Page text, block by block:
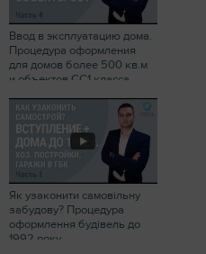
Ввод в эксплуатацию дома.
Процедура оформления
для домов более 500 кв.м
и объектов СС1 класса
Як узаконити самовільну
забудову? Процедура
оформлення будівель до
1992 року